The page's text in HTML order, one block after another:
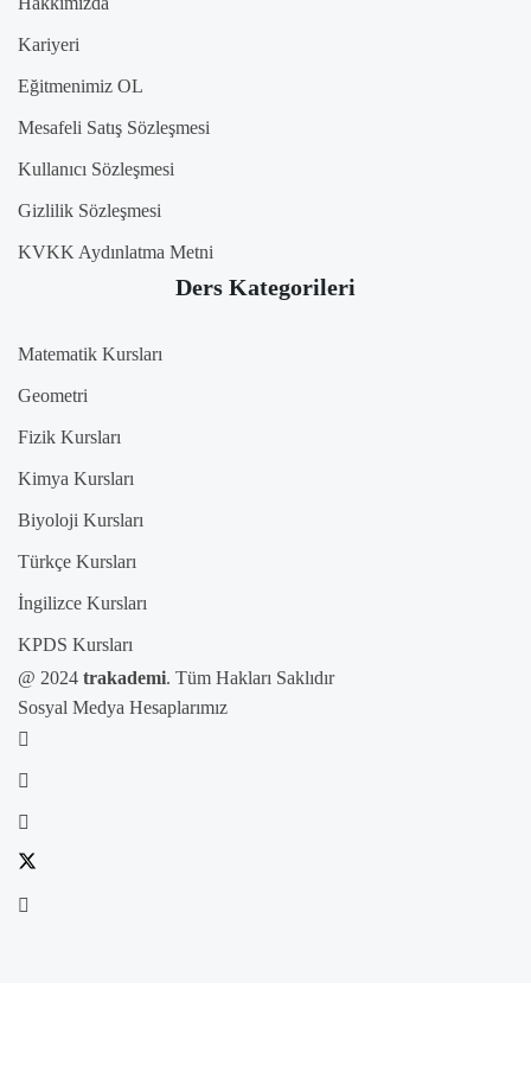
Kariyeri
Eğitmenimiz OL
Mesafeli Satış Sözleşmesi
Kullanıcı Sözleşmesi
Gizlilik Sözleşmesi
KVKK Aydınlatma Metni
Ders Kategorileri
Matematik Kursları
Geometri
Fizik Kursları
Kimya Kursları
Biyoloji Kursları
Türkçe Kursları
İngilizce Kursları
KPDS Kursları
@ 2024 trakademi. Tüm Hakları Saklıdır
Sosyal Medya Hesaplarımız